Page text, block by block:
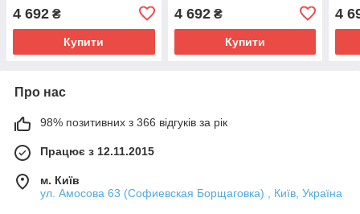
4 692 ₴
Купити
4 692₴
Купити
4
Про нас
98% позитивних з 366 відгуків за рік
Працює з 12.11.2015
м. Київ
ул. Амосова 63 (Софиевская Борщаговка) , Київ, Україна